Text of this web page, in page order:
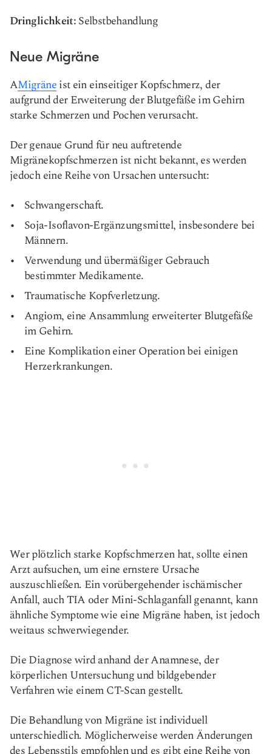
Dringlichkeit:Selbstbehandlung
Neue Migräne
AMigräneist ein einseitiger Kopfschmerz, der
aufgrund der Erweiterung der Blutgefäße im Gehirn
starke Schmerzen und Pochen verursacht.
Der genaue Grund für neu auftretende
Migränekopfschmerzen ist nicht bekannt, es werden
jedoch eine Reihe von Ursachen untersucht:
Schwangerschaft.
Soja-Isoflavon-Ergänzungsmittel, insbesondere bei
Männern.
Verwendung und übermäßiger Gebrauch
bestimmter Medikamente.
Traumatische Kopfverletzung.
Angiom, eine Ansammlung erweiterter Blutgefäße
im Gehirn.
Eine Komplikation einer Operation bei einigen
Herzerkrankungen.
Wer plötzlich starke Kopfschmerzen hat, sollte einen
Arzt aufsuchen, um eine ernstere Ursache
auszuschließen. Ein vorübergehender ischämischer
Anfall, auch TIA oder Mini-Schlaganfall genannt, kann
ähnliche Symptome wie eine Migräne haben, ist jedoch
weitaus schwerwiegender.
Die Diagnose wird anhand der Anamnese, der
körperlichen Untersuchung und bildgebender
Verfahren wie einem CT-Scan gestellt.
Die Behandlung von Migräne ist individuell
unterschiedlich. Möglicherweise werden Änderungen
des Lebensstils empfohlen und es gibt eine Reihe von